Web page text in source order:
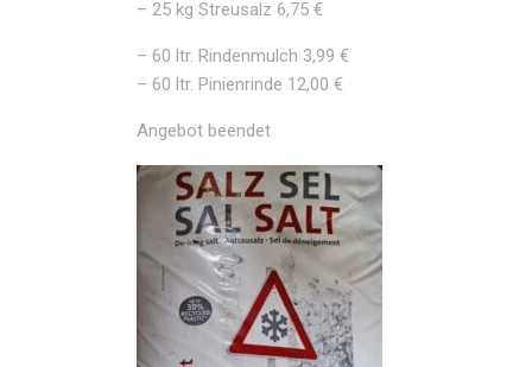
– 25 kg Streusalz 6,75 €
– 60 ltr. Rindenmulch 3,99 €
– 60 ltr. Pinienrinde 12,00 €
Angebot beendet